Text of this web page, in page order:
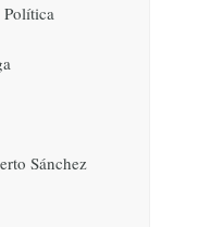
Política
Sánchez